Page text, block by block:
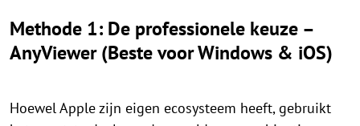
Methode 1: De professionele keuze –
AnyViewer (Beste voor Windows & iOS)
Hoewel Apple zijn eigen ecosysteem heeft, gebruikt